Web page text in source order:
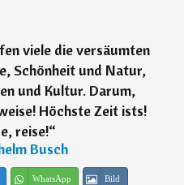
viele die versäumten
Schönheit und Natur,
und Kultur. Darum,
Höchste Zeit ists!
reise!“
Busch
WhatsApp Bild